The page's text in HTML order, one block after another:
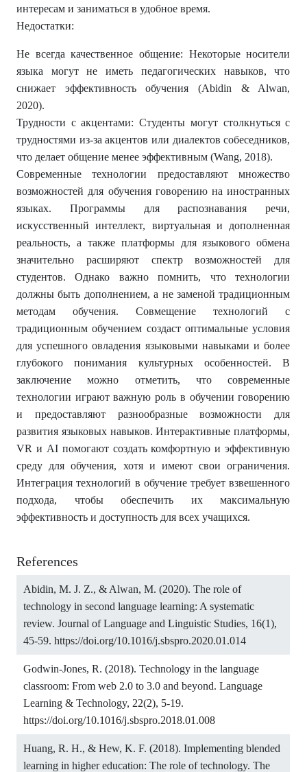
интересам и заниматься в удобное время.
Недостатки:
Не всегда качественное общение: Некоторые носители
языка могут не иметь педагогических навыков, что
снижает эффективность обучения (Abidin & Alwan,
2020).
Трудности с акцентами: Студенты могут столкнуться с
трудностями из-за акцентов или диалектов собеседников,
что делает общение менее эффективным (Wang, 2018).
Современные технологии предоставляют множество
возможностей для обучения говорению на иностранных
языках. Программы для распознавания речи,
искусственный интеллект, виртуальная и дополненная
реальность, а также платформы для языкового обмена
значительно расширяют спектр возможностей для
студентов. Однако важно помнить, что технологии
должны быть дополнением, а не заменой традиционным
методам обучения. Совмещение технологий с
традиционным обучением создаст оптимальные условия
для успешного овладения языковыми навыками и более
глубокого понимания культурных особенностей. В
заключение можно отметить, что современные
технологии играют важную роль в обучении говорению
и предоставляют разнообразные возможности для
развития языковых навыков. Интерактивные платформы,
VR и AI помогают создать комфортную и эффективную
среду для обучения, хотя и имеют свои ограничения.
Интеграция технологий в обучение требует взвешенного
подхода, чтобы обеспечить их максимальную
эффективность и доступность для всех учащихся.
References
Abidin, M. J. Z., & Alwan, M. (2020). The role of
technology in second language learning: A systematic
review. Journal of Language and Linguistic Studies, 16(1),
45-59. https://doi.org/10.1016/j.sbspro.2020.01.014
Godwin-Jones, R. (2018). Technology in the language
classroom: From web 2.0 to 3.0 and beyond. Language
Learning & Technology, 22(2), 5-19.
https://doi.org/10.1016/j.sbspro.2018.01.008
Huang, R. H., & Hew, K. F. (2018). Implementing blended
learning in higher education: The role of technology. The